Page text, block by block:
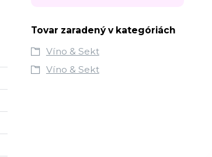
Tovar zaradený v kategóriách
Víno & Sekt
Víno & Sekt